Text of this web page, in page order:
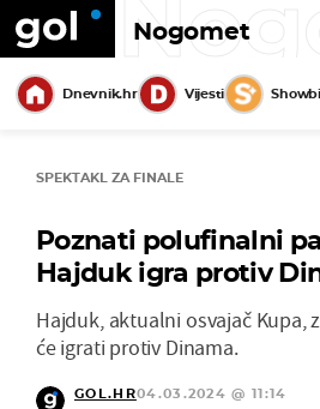
Nogomet
Dnevnik.hr Vijesti
SPEKTAKL ZA FINALE
Poznati polufinalni
Hajduk igra protiv
Hajduk, aktualni osvajač Kupa,
će igrati protiv Dinama.
GOL.HR04.03.2024 @ 11:14